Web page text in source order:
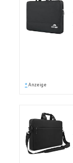
* Anzeige